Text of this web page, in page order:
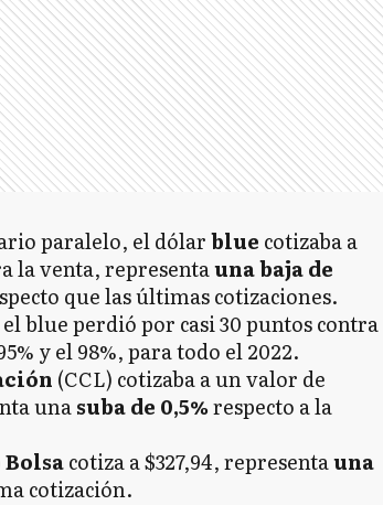
paralelo, el dólarblue cotizaba a
la venta, representauna baja de
que las últimas cotizaciones.
blue perdió por casi 30 puntos contra
y el 98%, para todo el 2022.
(CCL) cotizaba a un valor de
unasuba de 0,5%respecto a la
Bolsacotiza a $327,94, representauna
cotización.